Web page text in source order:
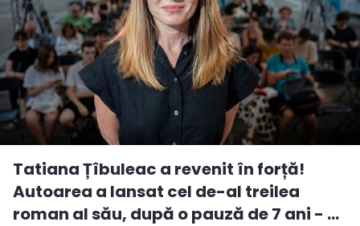
Tatiana Țîbuleac a revenit în forță!
Autoarea a lansat cel de-al treilea
roman al său, după o pauză de 7 ani - ...